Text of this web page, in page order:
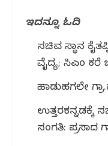
ಇದನ್ನೂ ಓದಿ
ಸಚಿವ ಸ್ಥಾನ
ವೈದ್ಯ; ಸಿಎಂ ಕರೆ
ಹಾಡುಹಗಲೇ
ಉತ್ತರಕನ್ನಡಕ್ಕೆ
ಸಂಗತಿ: ಪ್ರಸಾದ